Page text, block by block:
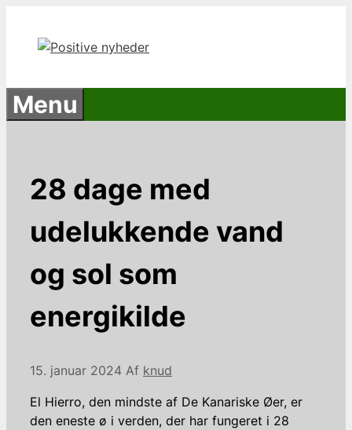
indhold
Menu
28 dage med
udelukkende vand
og sol som
energikilde
15. januar 2024 Af knud
El Hierro, den mindste af De Kanariske Øer, er
den eneste ø i verden, der har fungeret i 28